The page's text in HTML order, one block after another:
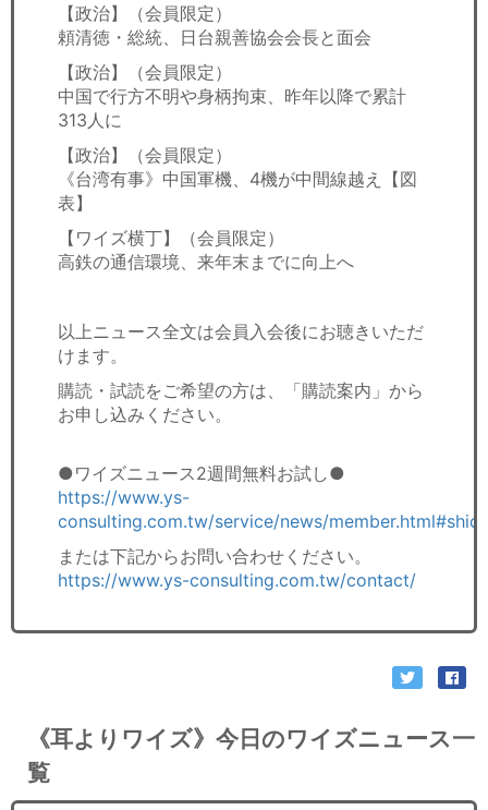
【政治】（会員限定）
頼清徳・総統、日台親善協会会長と面会
【政治】（会員限定）
中国で行方不明や身柄拘束、昨年以降で累計
313人に
【政治】（会員限定）
《台湾有事》中国軍機、4機が中間線越え【図
表】
【ワイズ横丁】（会員限定）
高鉄の通信環境、来年末までに向上へ
以上ニュース全文は会員入会後にお聴きいただ
けます。
購読・試読をご希望の方は、「購読案内」から
お申し込みください。
●ワイズニュース2週間無料お試し●
https://www.ys-
consulting.com.tw/service/news/
または下記からお問い合わせください。
https://www.ys-consulting.com.tw/contact/
《耳よりワイズ》今日のワイズニュース一
覧